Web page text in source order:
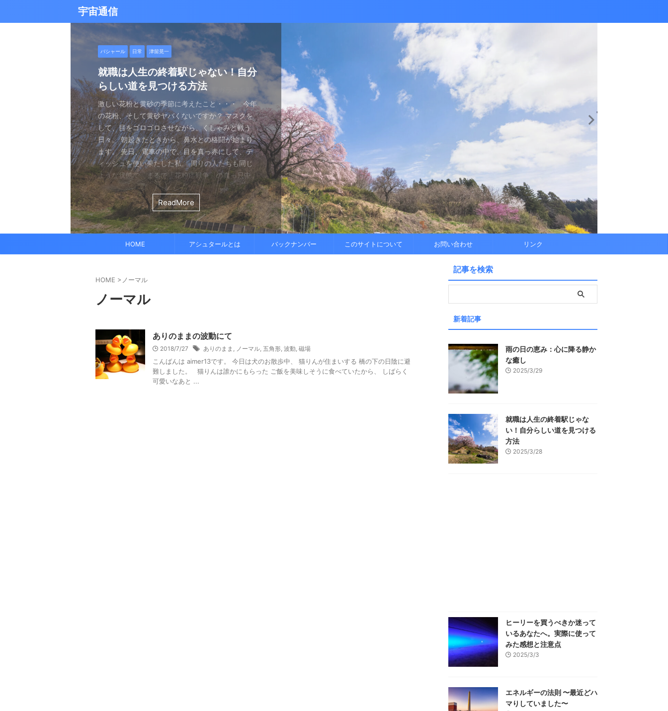
宇宙通信
日常 津留晃一
雨の日の恵み：心に降る静かな癒し
雨の音を聞いたことはありますか？ 窓ガラスを叩
く優しい音、屋根を打つリズミカルな音、 そして
地面に落ちる繊細な音。 それぞれが奏でるハーモ
ニーは、 私たちの心に特別な空間を作り出してく
れます。 雨は大地だけでなく、心も潤す 今日は何
となく、 降り続ける雨を眺めていました。 最初は
予定していた釣りができなくなり、少し残念に思い
ました。 でも、温かいコーヒーを入れ、 窓辺に座
って雨景色を眺めていると、不思議と心が落ち着い
てきたのです。 雨は自然界の浄化装置です。 土埃
を洗い流し、植物に命の水を与え、空気を清 ...
ReadMore
バシャール 日常 津留晃一
就職は人生の終着駅じゃない！自分
らしい道を見つける方法
激しい花粉と黄砂の季節に考えたこと・・・ 今年
の花粉、そして黄砂ヤバくないですか？ マスクを
して、目をゴロゴロさせながら、くしゃみと戦う
日々。 朝起きたときから、鼻水との格闘が始まり
ます。 先日、電車の中で、目を真っ赤にして、テ
ィッシュを使い果たした私。 周りの人たちも同じ
ような状態で、まるで「花粉症戦争」の真っ只中。
そんな辛い朝、ふと考えました。 この花粉症との
戦いって、進学や就職前の気持ちに似ているな、
と。 先の見えない不安、どうしようもない状況、
でも、どこかで希望を感じる——そんな ...
ReadMore
Healy 日常
ヒーリーを買うべきか迷っているあ
なたへ。実際に使ってみた感想と注
意点
近年、Healy（ヒーリー）という量子波動調整器が
注目を集めています。 私自身もこのデバイスを2年
以上前に購入し、所有しており、 その使用経験を
踏まえて、さらに詳しくお伝えしたいと思います。
Healyの仕組みと機能 Healyは、微弱な電流と周波
数を用いて、 心身のバランスを整えることを目的
としたウェアラブルデバイスです。 専用のアプリ
と連携し、電極を介して身体に微弱な電流を流すこ
とで、 個人の必要とする周波数を分析・適用しま
す。 これにより、エネルギーバランスを整えると
ReadMore
バシャール 日常
エネルギーの法則 〜最近どハマり
していました〜
最近、めちゃくちゃYouTubeやSNSを見ていたの
ですが、 気づいたら政治とか社会問題のニュース
ばかり見ていました。 特にトランプの発言やDSの
悪行、財務省解体、１０３万円の壁など・・・・。
別にそれを見て何かが解決できるわけではないの
に、 どんどんハマってしまいました。 なんだか、
自分の心のモヤモヤを代弁してくれる感じがするの
でしょうか？ つい次々と見てしまうのです。 そし
て、気づいたら めちゃくちゃ波動が下がっていま
した！（笑） どうして気づいたのかといえば ...
ReadMore
日常
現実を変える
最近疲れ気味です。 というのも、現実とは何か？
結構悩むんですよね。 自分の理想の姿を考える
と、 今、全然そうなっていない。 地位も名誉もな
い。お金もない。自由もない（笑） でもねぇ、 た
まにそれでもいいわと思える時もあるんです。 そ
んなことは問題じゃなくて、 今ここに生きている
ことだけで幸せという時がある。 それは、どうい
うときかといえば 今ここにいる時 今に集中して、
今を楽しんでいるとき。 先日ワカサギ釣りに行き
ました。 氷に穴をあけて糸を垂らすやつ。 &nb ...
ReadMore
日常
今、ここにいること
２０２５年あけましておめでとうございます。 今
年もよろしくお願い致します。 とはいえ、近年お
正月という感覚はありませんね。 いつの間にか年
が明けて、 いつの間にか過ぎ去っていく。 なんて
書くと、新年から暗いかな（笑） まあ、それだけ
歳をとったということでしょう。 昨年末は結構忙
しくてきつかったのですが、 年始は暇。 暇になる
と思うことはありますよね。 自分は今ここを生き
ているのか？ 我々の現実は今ここだけなのです
が、 未来を見ちゃったり、過去を悔んだり &nbsp
...
ReadMore
Healy 日常 津留晃一
もしかしてだけどHealy（量子波動
調整器）のせいなの？
ちょっと前に 最近ヒーリー（Healy）つかってない
なー みたいなブログを書いたと思います。 Healy
とは Healyはドイツで研究開発され、製造された最
新の人工知能を利用した 健康をサポートする製品
です。 弱い電気パルスを使用して体をよりバラン
スのとれた状態にする、 周波数応用のアイデアに
基づいて設計された小型の電子デバイスです。 細
胞レベルで人体を調整し、健康的な生活をサポート
します。 そうなんです。 あんまり使っていませ
ん。 というのも しばらく意欲というか、やる気が
なくて だらだら ...
ReadMore
日常
iPad 第10世代買いました
アマゾンのブラックフライデー Ipadが安くなって
いましたね。 ということで第１０世代（無印）購
入してしまいました。 これで今まで使っていた
ipad Pro(初代）とはおさらばです。 特に困ってい
たわけでもなく、iPad自体はほとんど使っていなか
ったので 変えなくても良かったのですが、 気分で
す（笑） こういうの重要ですよね。 気分が乗った
からやるというノリ。 実際変えてみてUSBーC端
子はすごくいい。 Lightningの呪縛から解放される
のだけでも めちゃくちゃいい。 &n ...
ReadMore
Healy 日常
久し振りにHealy（ヒーリー）量子
波動調整器について
久しぶりにHealy（ヒーリー）量子波動調整器につ
いて触れてみる。 こちら小さい割には結構高いデ
バイスです。 買う時も結構迷いました。 でもねぇ
やっぱり限られた人生 波動を良くして豊かな人生
を送りたいじゃないですか。 だから、多少の投資
は仕方ないし 試してみないとわからないと購入し
ました。 それでです。 一年ぐらいはほどほどに使
っていたのはいたのですが、 やはり実感がね。 良
くなっているという実感が乏しい。 これ、たぶん
宗教と同じで 一人でやっているからだと思う。 近
くに何人か使っている人がいれば、 体 ...
ReadMore
日常
大谷さんの通訳、水原さんの解雇に
思う
ちょっとびっくりしました。 多分今、かなり有名
な通訳だと思う水原さんが解雇されたようです。
それも違法賭博か・・・ 違法かどうかは別として
賭博が原因で解雇とは・・・ とってもつらい。 自
分は特に野球が好きとか 大谷さんが好きというな
わけではないし、 水原さんに思い入れがあるわけ
でもない。 でもねえ・・・ 今の水原さんの気持ち
を考えるとなんかつらい。 というのも、多額の借
金を背負いながら 何とかしたいと日々思いながら
一生懸命仕事していたわけでしょ。 ...
ReadMore
HOME アシュタールとは バックナンバー このサイトについて お問い合わせ リンク
HOME > ノーマル
ノーマル
ありのままの波動にて
2018/7/27 ありのまま , ノーマル, 五角形, 波動, 磁場
こんばんは aimer13です。 今日は犬のお散歩中、 猫りんが住まいする 橋の下の日陰に避
難しました。 猫りんは誰かにもらった ご飯を美味しそうに食べていたから、 しばらく
可愛いなあと ...
記事を検索
新着記事
雨の日の恵み：心に降る静か
な癒し
2025/3/29
就職は人生の終着駅じゃな
い！自分らしい道を見つける
方法
2025/3/28
ヒーリーを買うべきか迷って
いるあなたへ。実際に使って
みた感想と注意点
2025/3/3
エネルギーの法則 〜最近どハ
マりしていました〜